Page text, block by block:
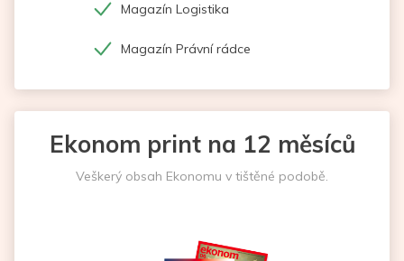
Magazín Logistika
Magazín Právní rádce
Ekonom print na 12 měsíců
Veškerý obsah Ekonomu v tištěné podobě.